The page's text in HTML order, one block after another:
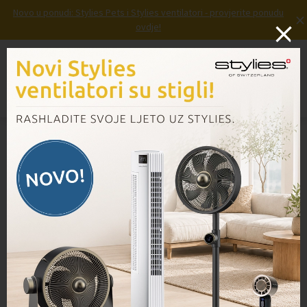
Novo u ponudi: Stylies Pets i Stylies ventilatori - provjerite ponudu
ovdje!
×
Prijava Košarica
Domov
/ Proizvodi / PEGASUS – Pročišćivač zraka